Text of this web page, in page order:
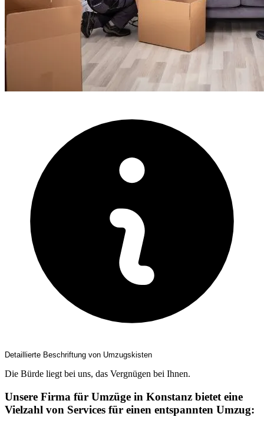
Detaillierte Beschriftung von Umzugskisten
Die Bürde liegt bei uns, das Vergnügen bei Ihnen.
Unsere Firma für Umzüge in Konstanz bietet eine
Vielzahl von Services für einen entspannten Umzug: